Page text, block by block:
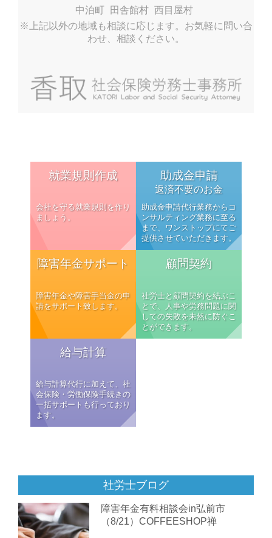
中泊町
田舎館村 西目屋村
※上記以外の地域も相談に応じます。お気軽に問い合
わせ、相談ください。
就業規則作成
会社を守る就業規則を作り
ましょう。
助成金申請
返済不要のお金
助成金申請代行業務からコ
ンサルティング業務に至る
まで、ワンストップにてご
提供させていただきます。
障害年金サポート
障害年金や障害手当金の申
請をサポート致します。
顧問契約
社労士と顧問契約を結ぶこ
とで、人事や労務問題に関
しての失敗を未然に防ぐこ
とができます。
給与計算
給与計算代行に加えて、社
会保険・労働保険手続きの
一括サポートも行っており
ます。
社労士ブログ
障害年金有料相談会in弘前市
（8/21）COFFEESHOP禅